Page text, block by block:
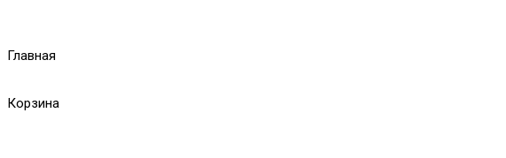
Главная
Корзина